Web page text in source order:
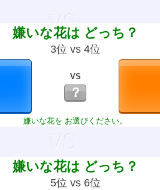
嫌いな花は どっち？
3位 vs 4位
VS
？
嫌いな花を お選びください。
嫌いな花は どっち？
5位 vs 6位